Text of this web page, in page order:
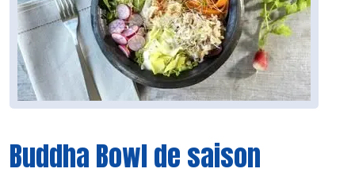
Buddha Bowl de saison